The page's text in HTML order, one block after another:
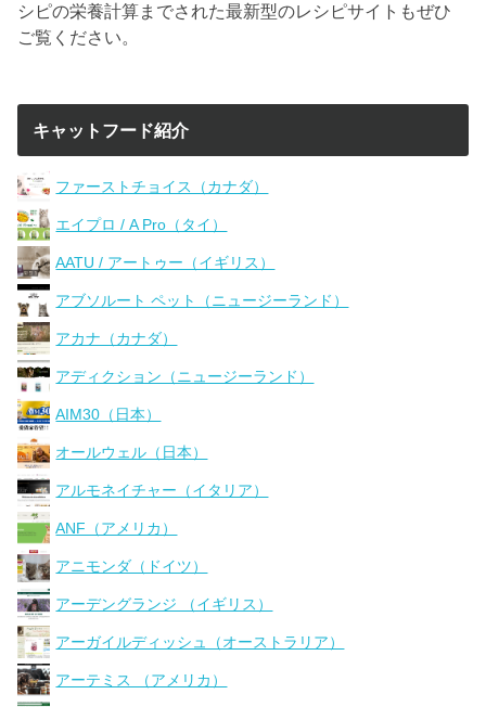
シピの栄養計算までされた最新型のレシピサイトもぜひ
ご覧ください。
キャットフード紹介
ファーストチョイス（カナダ）
エイプロ / A Pro（タイ）
AATU / アートゥー（イギリス）
アブソルート ペット（ニュージーランド）
アカナ（カナダ）
アディクション（ニュージーランド）
AIM30（日本）
オールウェル（日本）
アルモネイチャー（イタリア）
ANF（アメリカ）
アニモンダ（ドイツ）
アーデングランジ （イギリス）
アーガイルディッシュ（オーストラリア）
アーテミス （アメリカ）